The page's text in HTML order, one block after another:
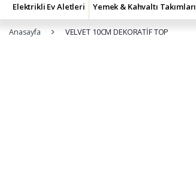
Elektrikli Ev Aletleri Yemek & Kahvaltı Takımları
Anasayfa VELVET 10CM DEKORATİF TOP